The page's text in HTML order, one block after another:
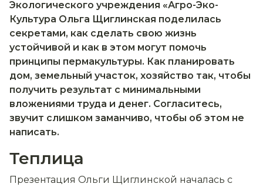
Экологического учреждения «Агро-­Эко­-
Культура Ольга Щиглинская поделилась
секретами, как сделать свою жизнь
устойчивой и как в этом могут помочь
принципы пермакультуры. Как планировать
дом, земельный участок, хозяйство так, чтобы
получить результат с минимальными
вложениями труда и денег. Согласитесь,
звучит слишком заманчиво, чтобы об этом не
написать.
Теплица
Презентация Ольги Щиглинской началась с